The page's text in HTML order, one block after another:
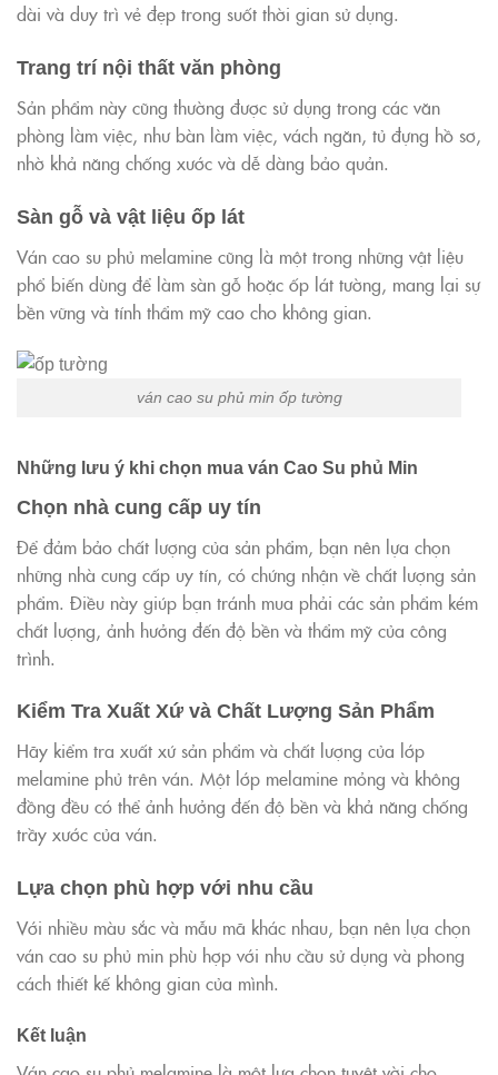
dài và duy trì vẻ đẹp trong suốt thời gian sử dụng.
Trang trí nội thất văn phòng
Sản phẩm này cũng thường được sử dụng trong các văn
phòng làm việc, như bàn làm việc, vách ngăn, tủ đựng hồ sơ,
nhờ khả năng chống xước và dễ dàng bảo quản.
Sàn gỗ và vật liệu ốp lát
Ván cao su phủ melamine cũng là một trong những vật liệu
phổ biến dùng để làm sàn gỗ hoặc ốp lát tường, mang lại sự
bền vững và tính thẩm mỹ cao cho không gian.
ván cao su phủ min ốp tường
Những lưu ý khi chọn mua ván Cao Su phủ Min
Chọn nhà cung cấp uy tín
Để đảm bảo chất lượng của sản phẩm, bạn nên lựa chọn
những nhà cung cấp uy tín, có chứng nhận về chất lượng sản
phẩm. Điều này giúp bạn tránh mua phải các sản phẩm kém
chất lượng, ảnh hưởng đến độ bền và thẩm mỹ của công
trình.
Kiểm Tra Xuất Xứ và Chất Lượng Sản Phẩm
Hãy kiểm tra xuất xứ sản phẩm và chất lượng của lớp
melamine phủ trên ván. Một lớp melamine mỏng và không
đồng đều có thể ảnh hưởng đến độ bền và khả năng chống
trầy xước của ván.
Lựa chọn phù hợp với nhu cầu
Với nhiều màu sắc và mẫu mã khác nhau, bạn nên lựa chọn
ván cao su phủ min phù hợp với nhu cầu sử dụng và phong
cách thiết kế không gian của mình.
Kết luận